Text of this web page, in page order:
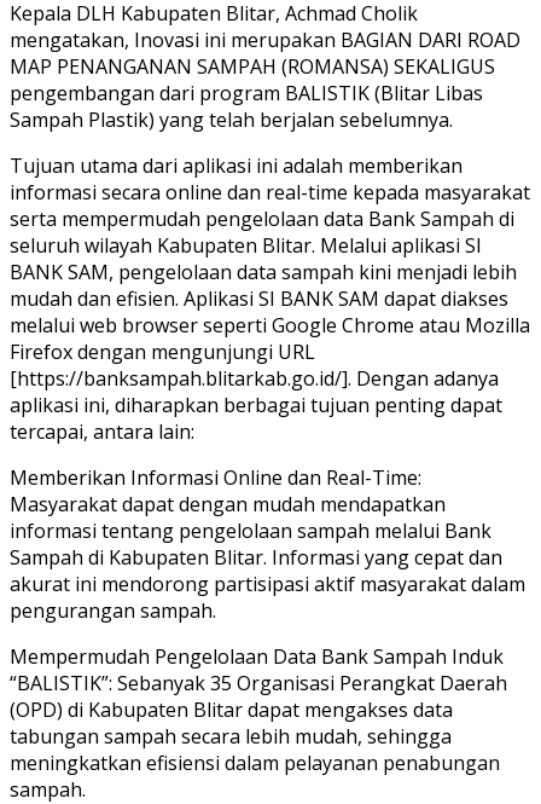
Kepala DLH Kabupaten Blitar, Achmad Cholik
mengatakan, Inovasi ini merupakan BAGIAN DARI ROAD
MAP PENANGANAN SAMPAH (ROMANSA) SEKALIGUS
pengembangan dari program BALISTIK (Blitar Libas
Sampah Plastik) yang telah berjalan sebelumnya.
Tujuan utama dari aplikasi ini adalah memberikan
informasi secara online dan real-time kepada masyarakat
serta mempermudah pengelolaan data Bank Sampah di
seluruh wilayah Kabupaten Blitar. Melalui aplikasi SI
BANK SAM, pengelolaan data sampah kini menjadi lebih
mudah dan efisien. Aplikasi SI BANK SAM dapat diakses
melalui web browser seperti Google Chrome atau Mozilla
Firefox dengan mengunjungi URL
[https://banksampah.blitarkab.go.id/]. Dengan adanya
aplikasi ini, diharapkan berbagai tujuan penting dapat
tercapai, antara lain:
Memberikan Informasi Online dan Real-Time:
Masyarakat dapat dengan mudah mendapatkan
informasi tentang pengelolaan sampah melalui Bank
Sampah di Kabupaten Blitar. Informasi yang cepat dan
akurat ini mendorong partisipasi aktif masyarakat dalam
pengurangan sampah.
Mempermudah Pengelolaan Data Bank Sampah Induk
“BALISTIK”: Sebanyak 35 Organisasi Perangkat Daerah
(OPD) di Kabupaten Blitar dapat mengakses data
tabungan sampah secara lebih mudah, sehingga
meningkatkan efisiensi dalam pelayanan penabungan
sampah.